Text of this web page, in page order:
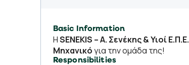
Basic Information
ΗSENEKIS – Α. Σενέκης & Υιοί Ε.Π.Ε.
Μηχανικόγια την ομάδα της!
Responsibilities